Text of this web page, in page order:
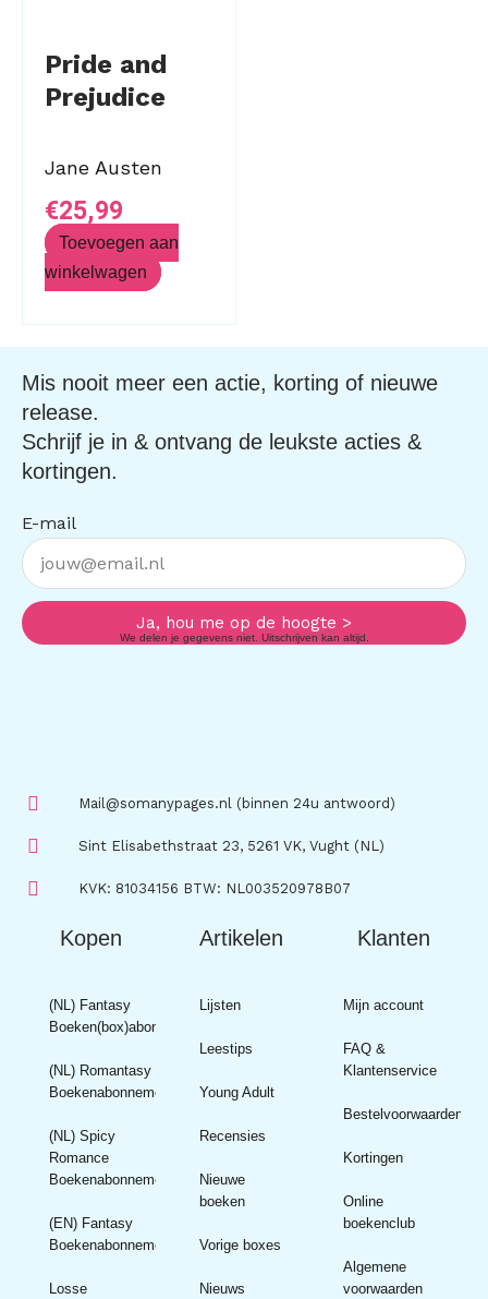
Pride and
Prejudice
Jane Austen
€25,99
Toevoegen aan
winkelwagen
Mis nooit meer een actie, korting of nieuwe
release.
Schrijf je in & ontvang de leukste acties &
kortingen.
E-mail
Ja, hou me op de hoogte >
We delen je gegevens niet. Uitschrijven kan altijd.
Mail@somanypages.nl (binnen 24u antwoord)
Sint Elisabethstraat 23, 5261 VK, Vught (NL)
KVK: 81034156 BTW: NL003520978B07
Kopen
(NL) Fantasy
Boeken(box)abonnement
(NL) Romantasy
Boekenabonnement
(NL) Spicy
Romance
Boekenabonnement
(EN) Fantasy
Boekenabonnement
Losse
Artikelen
Lijsten
Leestips
Young Adult
Recensies
Nieuwe
boeken
Vorige boxes
Nieuws
Klanten
Mijn account
FAQ &
Klantenservice
Bestelvoorwaarden
Kortingen
Online
boekenclub
Algemene
voorwaarden